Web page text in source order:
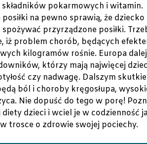
pokarmowych i witamin.
na pewno sprawią, że dziecko
przyrządzone posiłki.
iż problem chorób, będących
kilogramów rośnie. Europa dalej
którzy mają najwięcej
czy nadwagę. Dalszym
ból i choroby kręgosłupa,
Nie dopuść do tego w porę!
dzieci i wciel je w codzienność
trosce o zdrowie swojej pociechy.